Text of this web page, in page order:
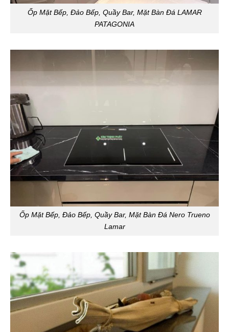
Ốp Mặt Bếp, Đảo Bếp, Quầy Bar, Mặt Bàn Đá LAMAR
PATAGONIA
Ốp Mặt Bếp, Đảo Bếp, Quầy Bar, Mặt Bàn Đá Nero Trueno
Lamar